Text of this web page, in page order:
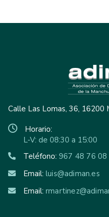
Calle Las Lomas, 36, 16200
Horario:
L-V: de 08:30 a 15:00
Teléfono: 967 48 76 08
Email: luis@adiman.es
Email: